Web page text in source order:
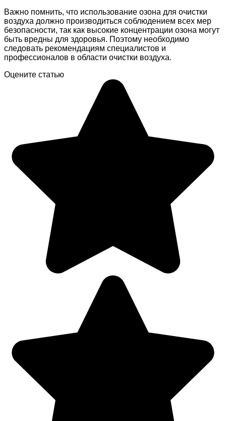
Важно помнить, что использование озона для очистки
воздуха должно производиться соблюдением всех мер
безопасности, так как высокие концентрации озона могут
быть вредны для здоровья. Поэтому необходимо
следовать рекомендациям специалистов и
профессионалов в области очистки воздуха.
Оцените статью